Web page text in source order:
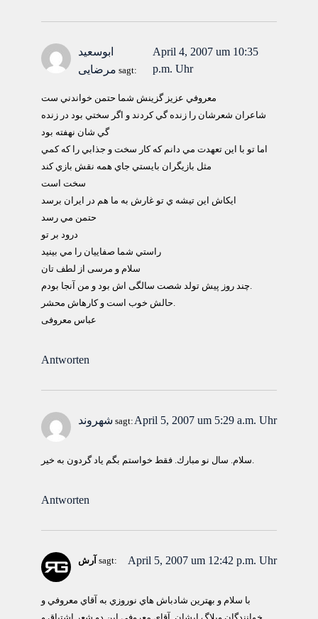
ابوسعید
مرضایی sagt:
April 4, 2007 um 10:35
p.m. Uhr
معروفي عزيز گزينش شما حتمن خواندني ست
شاعران شعرشان را زنده گي كردند و اگر سختي بود در زنده
گي شان نهفته بود
اما تو با اين تعهدت مي دانم كه كار سخت و جذابي را كه كمي
مثل بازيگران بايستي جاي همه نقش بازي كند
سخت است
ايكاش اين تيشه ي تو غارش به ما هم در ايران برسد
حتمن مي رسد
درود بر تو
راستي شما صفاييان را مي بينيد
سلام و مرسی از لطف تان
عباس معروفی
Antworten
شهروند sagt: April 5, 2007 um 5:29 a.m. Uhr
سلام. سال نو مبارك. فقط خواستم بگم ياد گردون به خير.
Antworten
آرش sagt: April 5, 2007 um 12:42 p.m. Uhr
با سلام و بهترين شادباش هاي نوروزي به آقاي معروفي و